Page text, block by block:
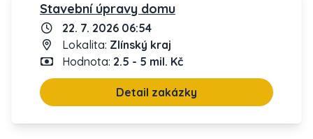
Stavební úpravy domu
22. 7. 2026 06:54
Lokalita: Zlínský kraj
Hodnota: 2.5 - 5 mil. Kč
Detail zakázky